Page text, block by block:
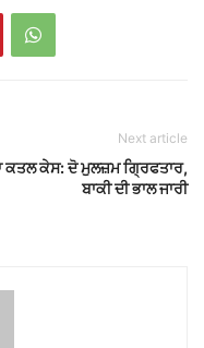
Next article
ਕਤਲ ਕੇਸ: ਦੋ ਮੁਲਜ਼ਮ ਗ੍ਰਿਫਤਾਰ,
ਬਾਕੀ ਦੀ ਭਾਲ ਜਾਰੀ